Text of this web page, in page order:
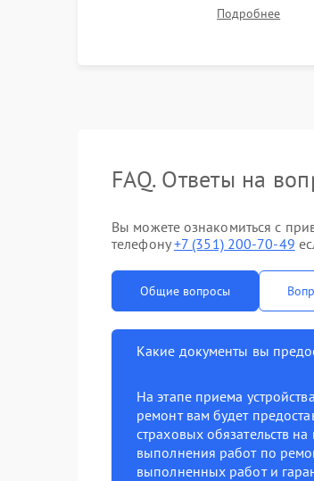
контроллеров). Прошивка
Подробнее
FAQ. Ответы на
Вы можете ознакомиться с
телефону+7 (351) 200-70-49
Общие вопросы
Какие документы вы
На этапе приема
ремонт вам будет
страховых обязательств
выполнения работ по
выполненных работ и